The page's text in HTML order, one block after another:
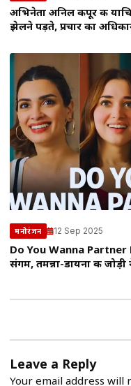
अभिनेता अनिल कपूर की
झेलने पड़ते, प्रचार का
मनोरंजन 12 Sep 2025
Do You Wanna Partner
संगम, तमन्ना-डायना की
Leave a Reply
Your email address will